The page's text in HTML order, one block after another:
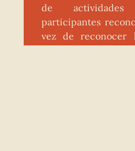
de
participantes
vez de reconocer